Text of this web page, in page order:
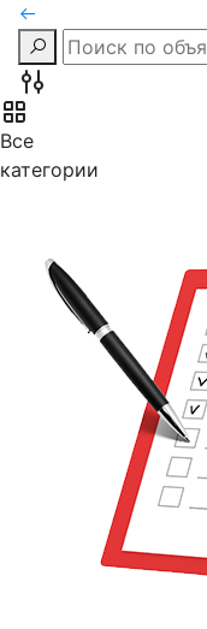
Все
категории